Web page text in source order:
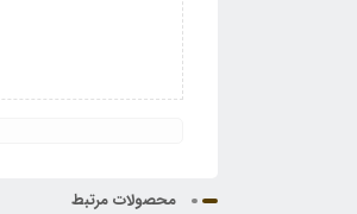
محصولات مرتبط